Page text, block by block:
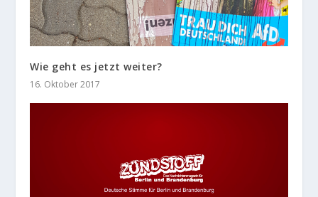
Wie geht es jetzt weiter?
16. Oktober 2017